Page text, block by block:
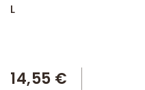
L
14,55 €